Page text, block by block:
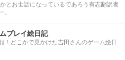
とお世話になっているであろう有志翻訳者
プレイ絵日記
！どこかで見かけた吉田さんのゲーム絵日